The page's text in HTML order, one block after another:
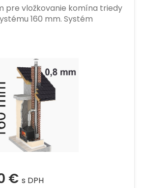
pre vložkovanie komína triedy
160 mm. Systém
€ s DPH